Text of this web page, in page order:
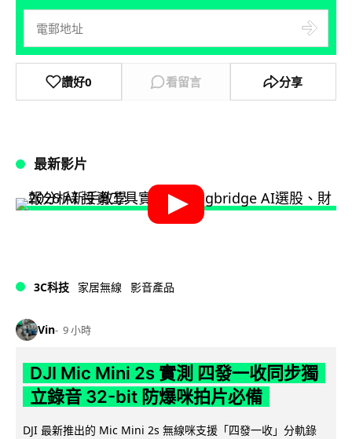
讚好0 看留言 分享
最新影片
3C科技 家居無線 影音產品
Vin 9 小時
DJI Mic Mini 2s 實測 四發一收同步獨
立錄音 32-bit 防爆咪拍片必備
DJI 最新推出的 Mic Mini 2s 無線咪支援「四發一收」分軌錄